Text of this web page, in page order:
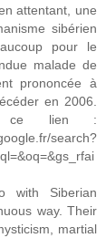
attentant, une
sibérien
pour le
malade de
prononcée à
en 2006.
ce lien :
with Siberian
way. Their
martial